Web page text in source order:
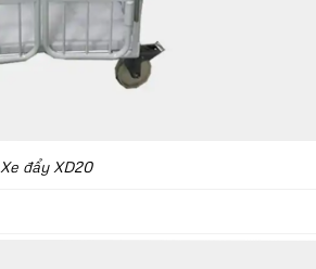
Xe đẩy XD20